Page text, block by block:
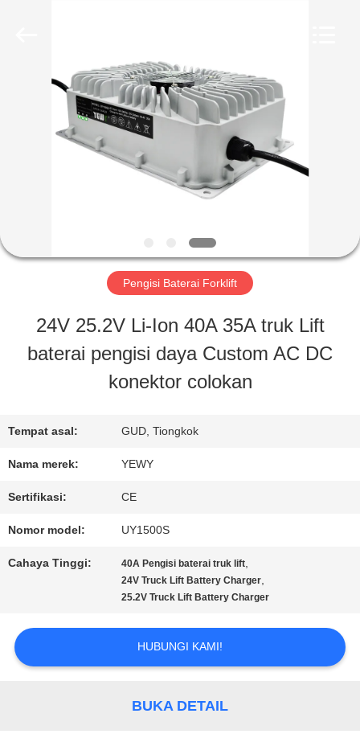
RUMAH
PRODUK
TENTANG
TUR
BERITA
Pengisi Baterai Forklift
24V 25.2V Li-Ion 40A 35A truk Lift
baterai pengisi daya Custom AC DC
konektor colokan
Tempat asal: GUD, Tiongkok
Nama merek: YEWY
Sertifikasi: CE
Nomor model: UY1500S
Cahaya Tinggi: 40A Pengisi baterai truk lift,
24V Truck Lift Battery Charger,
25.2V Truck Lift Battery Charger
HUBUNGI KAMI!
BUKA DETAIL